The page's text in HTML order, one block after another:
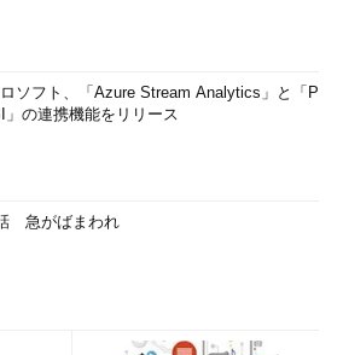
ソフト、「Azure Stream Analytics」と「P
」の連携機能をリリース
急がばまわれ